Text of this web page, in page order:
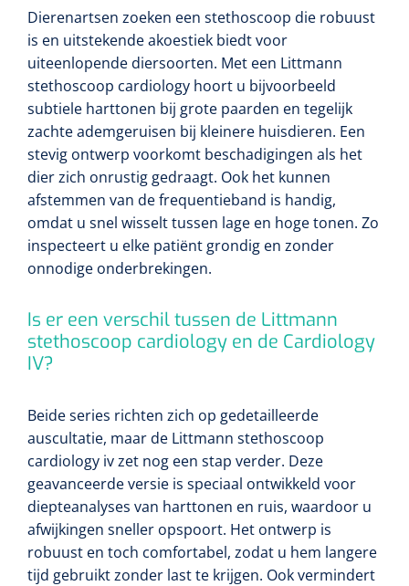
Dierenartsen zoeken een stethoscoop die robuust
is en uitstekende akoestiek biedt voor
uiteenlopende diersoorten. Met een Littmann
stethoscoop cardiology hoort u bijvoorbeeld
subtiele harttonen bij grote paarden en tegelijk
zachte ademgeruisen bij kleinere huisdieren. Een
stevig ontwerp voorkomt beschadigingen als het
dier zich onrustig gedraagt. Ook het kunnen
afstemmen van de frequentieband is handig,
omdat u snel wisselt tussen lage en hoge tonen. Zo
inspecteert u elke patiënt grondig en zonder
onnodige onderbrekingen.
Is er een verschil tussen de Littmann
stethoscoop cardiology en de Cardiology
IV?
Beide series richten zich op gedetailleerde
auscultatie, maar de Littmann stethoscoop
cardiology iv zet nog een stap verder. Deze
geavanceerde versie is speciaal ontwikkeld voor
diepteanalyses van harttonen en ruis, waardoor u
afwijkingen sneller opspoort. Het ontwerp is
robuust en toch comfortabel, zodat u hem langere
tijd gebruikt zonder last te krijgen. Ook vermindert